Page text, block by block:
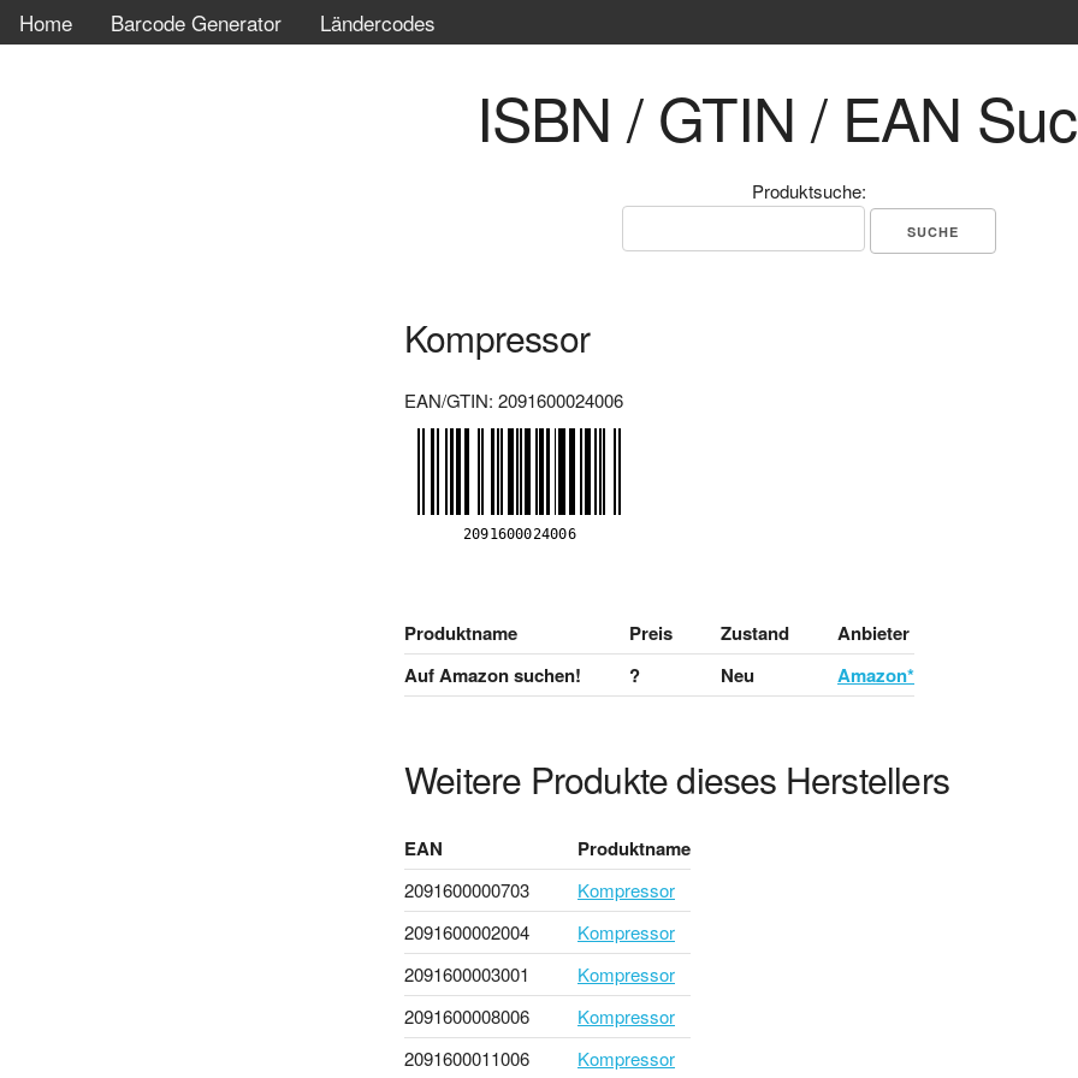
Home Barcode Generator Ländercodes
ISBN / GTIN / EAN
Produktsuche:
Kompressor
EAN/GTIN: 2091600024006
Produktname Preis Zustand
Anbieter
Auf Amazon suchen!
? Neu Amazon*
Weitere Produkte dieses Herstellers
EAN Produktname
2091600000703
Kompressor
2091600002004
Kompressor
2091600003001
Kompressor
2091600008006
Kompressor
2091600011006
Kompressor